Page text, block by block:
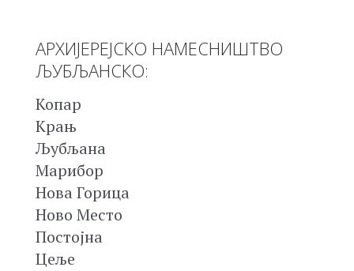
АРХИЈЕРЕЈСКО НАМЕСНИШТВО
ЉУБЉАНСКО:
Копар
Крањ
Љубљана
Марибор
Нова Горица
Ново Место
Постојна
Цеље